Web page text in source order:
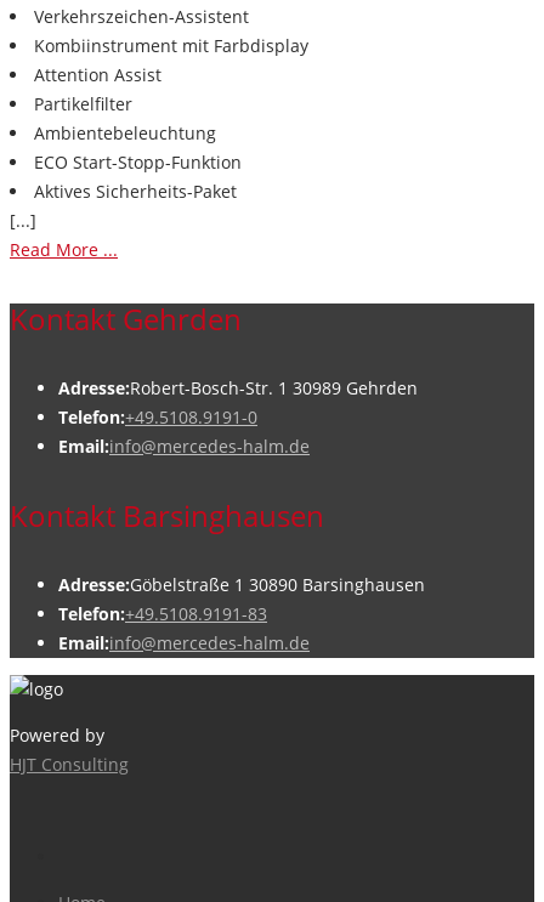
Verkehrszeichen-Assistent
Kombiinstrument mit Farbdisplay
Attention Assist
Partikelfilter
Ambientebeleuchtung
ECO Start-Stopp-Funktion
Aktives Sicherheits-Paket
[...]
Read More ...
Kontakt Gehrden
Adresse:Robert-Bosch-Str. 1 30989 Gehrden
Telefon:+49.5108.9191-0
Email:info@mercedes-halm.de
Kontakt Barsinghausen
Adresse:Göbelstraße 1 30890 Barsinghausen
Telefon:+49.5108.9191-83
Email:info@mercedes-halm.de
Powered by
HJT Consulting